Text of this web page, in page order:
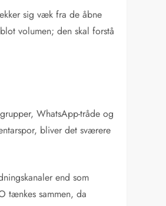
sig væk fra de åbne
volumen; den skal forstå
WhatsApp-tråde og
bliver det sværere
end som
tænkes sammen, da